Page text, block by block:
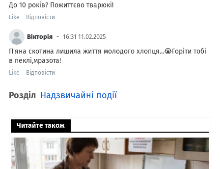
До 10 років? Пожиттєво тварюкі!
Like Відповісти
Вікторія 16:31 11.02.2025
П'яна скотина лишила життя молодого хлопця...😭Горіти тобі
в пеклі,мразота!
Like Відповісти
Розділ Надзвичайні події
Читайте також